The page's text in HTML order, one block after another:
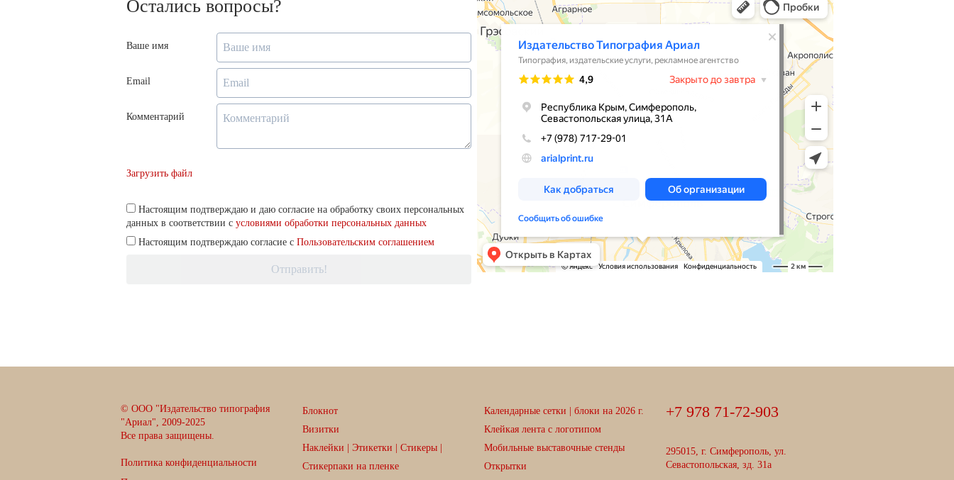
Остались вопросы?
Ваше имя
Email
Комментарий
Загрузить файл
Настоящим подтверждаю и даю согласие на обработку своих персональных
данных в соответствии с условиями обработки персональных данных
Настоящим подтверждаю согласие с Пользовательским соглашением
Отправить!
© ООО "Издательство типография
"Ариал", 2009-2025
Все права защищены.
Политика конфиденциальности
Блокнот
Визитки
Наклейки | Этикетки | Стикеры |
Стикерпаки на пленке
Календарные сетки | блоки на 2026 г.
Клейкая лента с логотипом
Мобильные выставочные стенды
Открытки
+7 978 71-72-903
295015, г. Симферополь, ул.
Севастопольская, зд. 31а